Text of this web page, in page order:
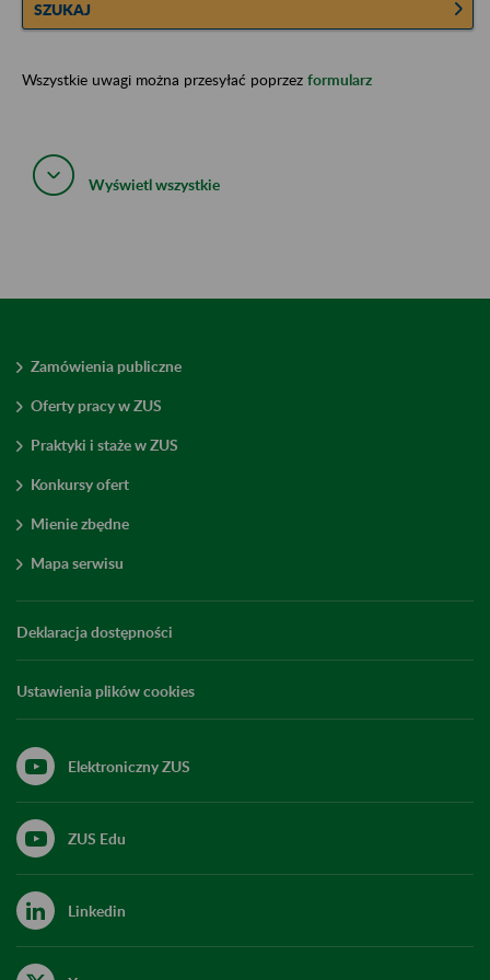
SZUKAJ
Wszystkie uwagi można przesyłać poprzez formularz
Wyświetl wszystkie
Zamówienia publiczne
Oferty pracy w ZUS
Praktyki i staże w ZUS
Konkursy ofert
Mienie zbędne
Mapa serwisu
Deklaracja dostępności
Ustawienia plików cookies
Elektroniczny ZUS
ZUS Edu
Linkedin